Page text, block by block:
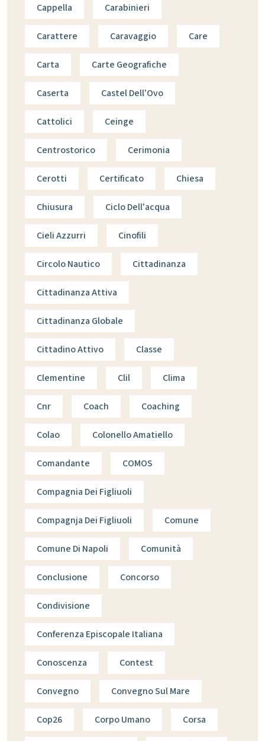
Cappella Carabinieri
Carattere Caravaggio Care
Carta Carte Geografiche
Caserta Castel Dell'Ovo
Cattolici Ceinge
Centrostorico Cerimonia
Cerotti Certificato Chiesa
Chiusura Ciclo Dell'acqua
Cieli Azzurri Cinofili
Circolo Nautico Cittadinanza
Cittadinanza Attiva
Cittadinanza Globale
Cittadino Attivo Classe
Clementine Clil Clima
Cnr Coach Coaching
Colao Colonello Amatiello
Comandante COMOS
Compagnia Dei Figliuoli
Compagnja Dei Figliuoli Comune
Comune Di Napoli Comunità
Conclusione Concorso
Condivisione
Conferenza Episcopale Italiana
Conoscenza Contest
Convegno Convegno Sul Mare
Cop26 Corpo Umano Corsa